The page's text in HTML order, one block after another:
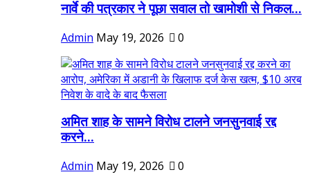
नार्वे की पत्रकार ने पूछा सवाल तो खामोशी से निकल...
Admin May 19, 2026 0
अमित शाह के सामने विरोध टालने जनसुनवाई रद्द
करने...
Admin May 19, 2026 0